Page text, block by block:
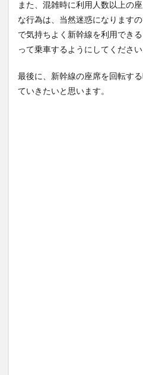
また、混雑時に利用人数以上の
な行為は、当然迷惑になります
で気持ちよく新幹線を利用でき
って乗車するようにしてください
最後に、新幹線の座席を回転す
ていきたいと思います。